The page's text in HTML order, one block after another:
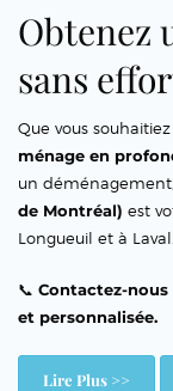
Obtenez
sans
Que vous
ménage en
un déménagement,
de Montréal) est
Longueuil et à Laval.
📞 Contactez-
et personnalisée.
Lire Plus >>